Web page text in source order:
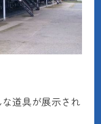
道具が展示され